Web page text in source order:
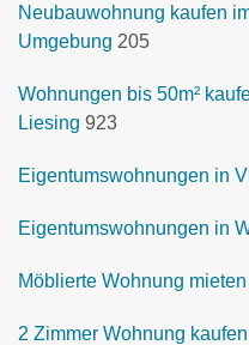
Neubauwohnung kaufen
Umgebung 205
Wohnungen bis 50m²
Liesing 923
Eigentumswohnungen in
Eigentumswohnungen in
Möblierte Wohnung
2 Zimmer Wohnung